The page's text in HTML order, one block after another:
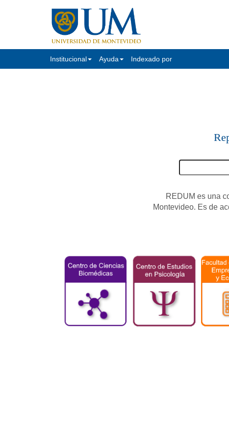
Institucional Ayuda Indexado por
REDUM es una
Montevideo. Es de